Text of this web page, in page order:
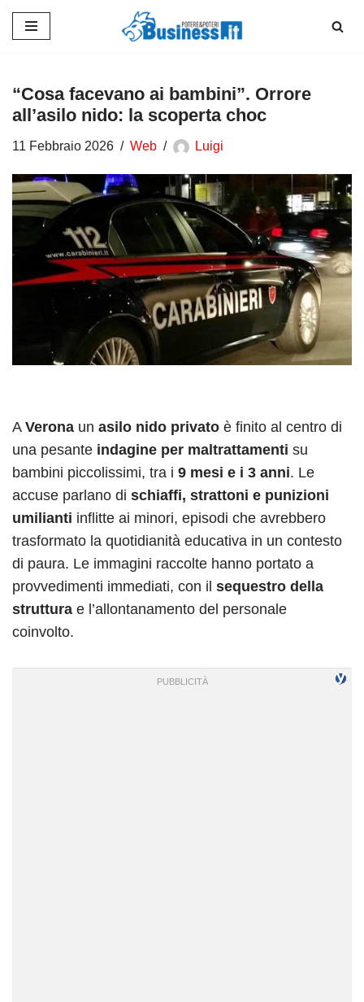
contenuto
“Cosa facevano ai bambini”. Orrore
all’asilo nido: la scoperta choc
11 Febbraio 2026 Web Luigi
A Verona un asilo nido privato è finito al centro di
una pesante indagine per maltrattamenti su
bambini piccolissimi, tra i 9 mesi e i 3 anni. Le
accuse parlano di schiaffi, strattoni e punizioni
umilianti inflitte ai minori, episodi che avrebbero
trasformato la quotidianità educativa in un contesto
di paura. Le immagini raccolte hanno portato a
provvedimenti immediati, con il sequestro della
struttura e l’allontanamento del personale
coinvolto.